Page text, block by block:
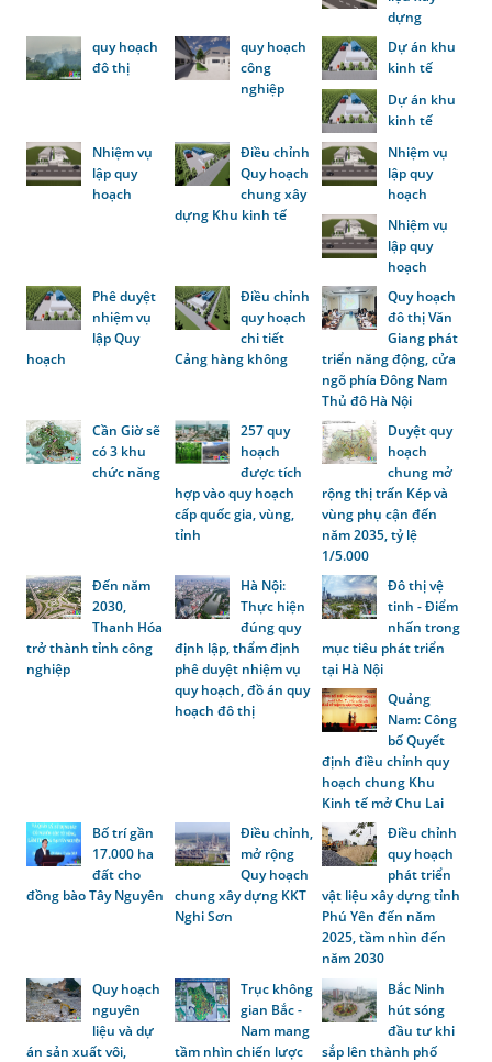
dựng
quy hoạch
đô thị
quy hoạch
công
nghiệp
Dự án khu
kinh tế
Dự án khu
kinh tế
Nhiệm vụ
lập quy
hoạch
Điều chỉnh
Quy hoạch
chung xây
dựng Khu kinh tế
Nhiệm vụ
lập quy
hoạch
Nhiệm vụ
lập quy
hoạch
Phê duyệt
nhiệm vụ
lập Quy
hoạch
Điều chỉnh
quy hoạch
chi tiết
Cảng hàng không
Quy hoạch
đô thị Văn
Giang phát
triển năng động, cửa
ngõ phía Đông Nam
Thủ đô Hà Nội
Cần Giờ sẽ
có 3 khu
chức năng
257 quy
hoạch
được tích
hợp vào quy hoạch
cấp quốc gia, vùng,
tỉnh
Duyệt quy
hoạch
chung mở
rộng thị trấn Kép và
vùng phụ cận đến
năm 2035, tỷ lệ
1/5.000
Đến năm
2030,
Thanh Hóa
trở thành tỉnh công
nghiệp
Hà Nội:
Thực hiện
đúng quy
định lập, thẩm định
phê duyệt nhiệm vụ
quy hoạch, đồ án quy
hoạch đô thị
Đô thị vệ
tinh - Điểm
nhấn trong
mục tiêu phát triển
tại Hà Nội
Quảng
Nam: Công
bố Quyết
định điều chỉnh quy
hoạch chung Khu
Kinh tế mở Chu Lai
Bố trí gần
17.000 ha
đất cho
đồng bào Tây Nguyên
Điều chỉnh,
mở rộng
Quy hoạch
chung xây dựng KKT
Nghi Sơn
Điều chỉnh
quy hoạch
phát triển
vật liệu xây dựng tỉnh
Phú Yên đến năm
2025, tầm nhìn đến
năm 2030
Quy hoạch
nguyên
liệu và dự
án sản xuất vôi,
Trục không
gian Bắc -
Nam mang
tầm nhìn chiến lược
Bắc Ninh
hút sóng
đầu tư khi
sắp lên thành phố